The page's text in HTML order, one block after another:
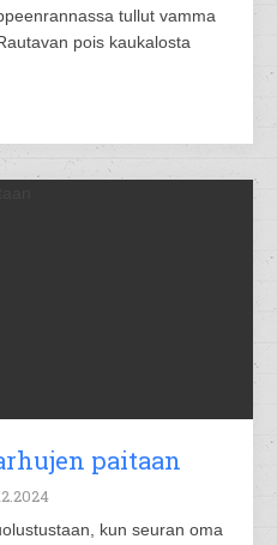
tullut vamma
pois kaukalosta
paitaan
kun seuran oma